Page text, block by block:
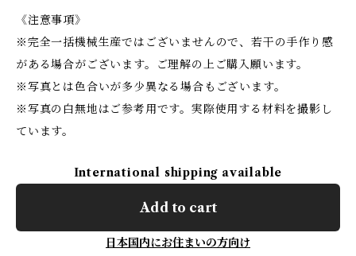
《注意事項》
※完全一括機械生産ではございませんので、若干の手作り感
がある場合がございます。ご理解の上ご購入願います。
※写真とは色合いが多少異なる場合もございます。
※写真の白無地はご参考用です。実際使用する材料を撮影し
ています。
International shipping available
Add to cart
日本国内にお住まいの方向け